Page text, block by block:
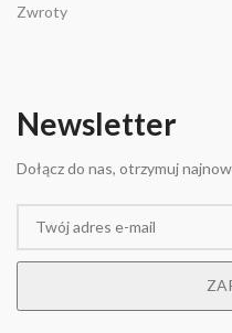
Zwroty
Newsletter
Dołącz do nas, otrzymuj